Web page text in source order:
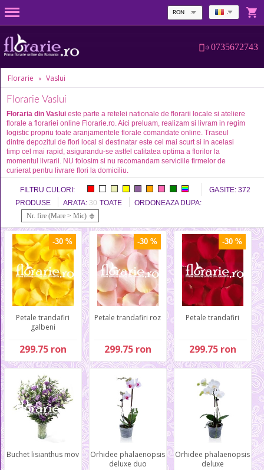
RON
0735672743
Florarie » Vaslui
Florarie Vaslui
Floraria din Vaslui este parte a retelei nationale de florarii locale si ateliere
florale a florariei online Florarie.ro. Aici preluam, realizam si livram in regim
logistic propriu toate aranjamentele florale comandate online. Traseul
dintre depozitul de flori local si destinatar este cel mai scurt si in acelasi
timp cel mai rapid, asigurandu-se astfel calitatea optima a florilor la
momentul livrarii. NU folosim si nu recomandam serviciile firmelor de
curierat pentru livrare flori la domiciliu.
FILTRU CULORI: GASITE: 372
PRODUSE
ARATA: 30 TOATE
ORDONEAZA DUPA:
Nr. fire (Mare > Mic)
-30 %
Petale trandafiri
galbeni
299.75 ron
-30 %
Petale trandafiri roz
299.75 ron
-30 %
Petale trandafiri
299.75 ron
Buchet lisianthus mov
Orhidee phalaenopsis
deluxe duo
Orhidee phalaenopsis
deluxe